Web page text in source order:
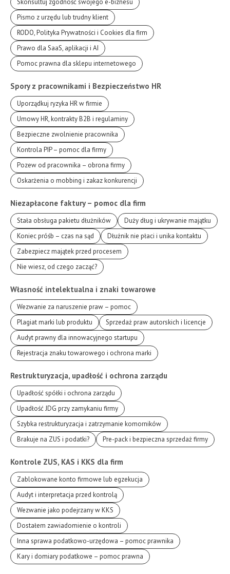
Skonsultuj zgodność swojego e-biznesu
Pismo z urzędu lub trudny klient
RODO, Polityka Prywatności i Cookies dla firm
Prawo dla SaaS, aplikacji i AI
Pomoc prawna dla sklepu internetowego
Spory z pracownikami i Bezpieczeństwo HR
Uporządkuj ryzyka HR w firmie
Umowy HR, kontrakty B2B i regulaminy
Bezpieczne zwolnienie pracownika
Kontrola PIP – pomoc dla firmy
Pozew od pracownika – obrona firmy
Oskarżenia o mobbing i zakaz konkurencji
Niezapłacone faktury – pomoc dla firm
Stała obsługa pakietu dłużników
Duży dług i ukrywanie majątku
Koniec próśb – czas na sąd
Dłużnik nie płaci i unika kontaktu
Zabezpiecz majątek przed procesem
Nie wiesz, od czego zacząć?
Własność intelektualna i znaki towarowe
Wezwanie za naruszenie praw – pomoc
Plagiat marki lub produktu
Sprzedaż praw autorskich i licencje
Audyt prawny dla innowacyjnego startupu
Rejestracja znaku towarowego i ochrona marki
Restrukturyzacja, upadłość i ochrona zarządu
Upadłość spółki i ochrona zarządu
Upadłość JDG przy zamykaniu firmy
Szybka restrukturyzacja i zatrzymanie komorników
Brakuje na ZUS i podatki?
Pre-pack i bezpieczna sprzedaż firmy
Kontrole ZUS, KAS i KKS dla firm
Zablokowane konto firmowe lub egzekucja
Audyt i interpretacja przed kontrolą
Wezwanie jako podejrzany w KKS
Dostałem zawiadomienie o kontroli
Inna sprawa podatkowo-urzędowa – pomoc prawnika
Kary i domiary podatkowe – pomoc prawna